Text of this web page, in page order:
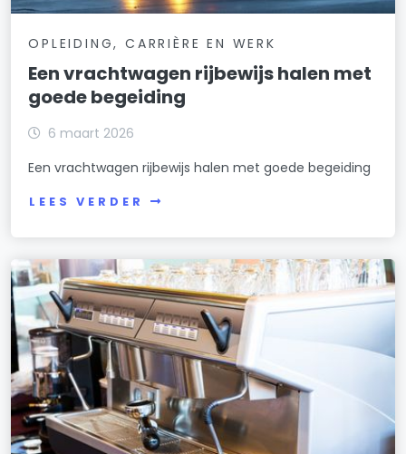
OPLEIDING, CARRIÈRE EN WERK
Een vrachtwagen rijbewijs halen met
goede begeiding
6 maart 2026
Een vrachtwagen rijbewijs halen met goede begeiding
LEES VERDER